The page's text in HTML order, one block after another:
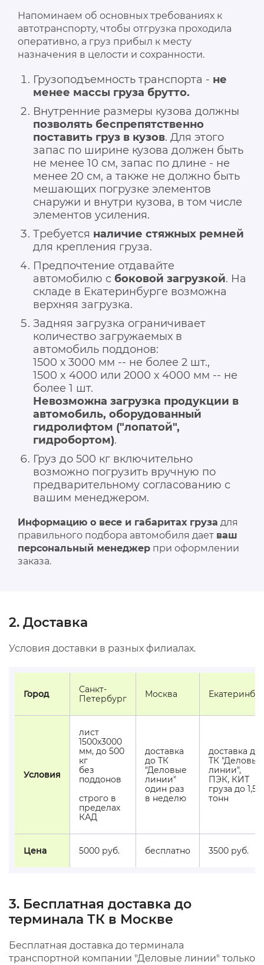
Напоминаем об основных требованиях к
автотранспорту, чтобы отгрузка проходила
оперативно, а груз прибыл к месту
назначения в целости и сохранности.
Грузоподъемность транспорта - не
менее массы груза брутто.
Внутренние размеры кузова должны
позволять беспрепятственно
поставить груз в кузов. Для этого
запас по ширине кузова должен быть
не менее 10 см, запас по длине - не
менее 20 см, а также не должно быть
мешающих погрузке элементов
снаружи и внутри кузова, в том числе
элементов усиления.
Требуется наличие стяжных ремней
для крепления груза.
Предпочтение отдавайте
автомобилю с боковой загрузкой. На
складе в Екатеринбурге возможна
верхняя загрузка.
Задняя загрузка ограничивает
количество загружаемых в
автомобиль поддонов:
1500 х 3000 мм -- не более 2 шт.,
1500 x 4000 или 2000 х 4000 мм -- не
более 1 шт.
Невозможна загрузка продукции в
автомобиль, оборудованный
гидролифтом ("лопатой",
гидробортом).
Груз до 500 кг включительно
возможно погрузить вручную по
предварительному согласованию с
вашим менеджером.
Информацию о весе и габаритах груза для
правильного подбора автомобиля дает ваш
персональный менеджер при оформлении
заказа.
2. Доставка
Условия доставки в разных филиалах.
Город
Санкт-
Петербург
Москва
Условия
лист
1500х3000
мм, до 500
кг
без
поддонов
строго в
пределах
КАД
доставка
до ТК
"Деловые
линии"
один раз
в неделю
доставка до
ТК "Деловые
линии",
ПЭК, КИТ
груза до 1,5
тонн
Цена 5000 руб. бесплатно 3500 руб.
3. Бесплатная доставка до
терминала ТК в Москве
Бесплатная доставка до терминала
транспортной компании "Деловые линии" только